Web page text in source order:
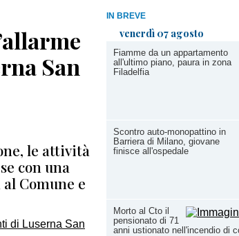
IN BREVE
venerdì 07 agosto
Fiamme da un appartamento
all'ultimo piano, paura in zona
Filadelfia
Scontro auto-monopattino in
Barriera di Milano, giovane
finisce all'ospedale
Morto al Cto il
pensionato di 71
anni ustionato nell'incendio di
San
le attività
con una
Comune e